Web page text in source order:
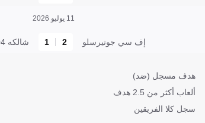
11 يوليو 2026
إف سي جوتيرسلو 2
1 شالكه 04
هدف مسجل (ضد)
ألعاب أكثر من 2.5 هدف
سجل كلا الفريقين